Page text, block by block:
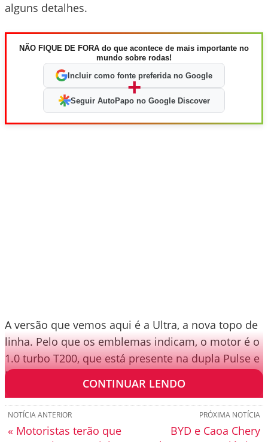
alguns detalhes.
NÃO FIQUE DE FORA do que acontece de mais importante no
mundo sobre rodas!
Incluir como fonte preferida no Google
+
Seguir AutoPapo no Google Discover
A versão que vemos aqui é a Ultra, a nova topo de
linha. Pelo que os emblemas indicam, o motor é o
1.0 turbo T200, que está presente na dupla Pulse e
Fastback.
CONTINUAR LENDO
PRÓXIMA NOTÍCIA
BYD e Caoa Chery
NOTÍCIA ANTERIOR
« Motoristas terão que